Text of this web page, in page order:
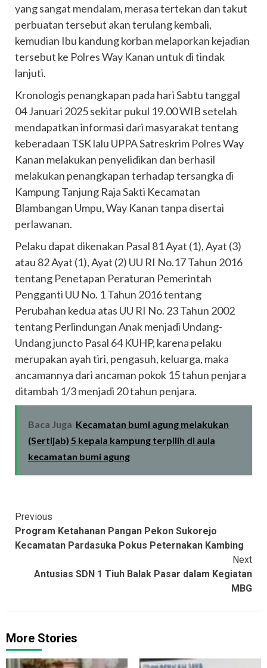
yang sangat mendalam, merasa tertekan dan takut
perbuatan tersebut akan terulang kembali,
kemudian Ibu kandung korban melaporkan kejadian
tersebut ke Polres Way Kanan untuk di tindak
lanjuti.
Kronologis penangkapan pada hari Sabtu tanggal
04 Januari 2025 sekitar pukul 19.00 WIB setelah
mendapatkan informasi dari masyarakat tentang
keberadaan TSK lalu UPPA Satreskrim Polres Way
Kanan melakukan penyelidikan dan berhasil
melakukan penangkapan terhadap tersangka di
Kampung Tanjung Raja Sakti Kecamatan
Blambangan Umpu, Way Kanan tanpa disertai
perlawanan.
Pelaku dapat dikenakan Pasal 81 Ayat (1), Ayat (3)
atau 82 Ayat (1), Ayat (2) UU RI No.17 Tahun 2016
tentang Penetapan Peraturan Pemerintah
Pengganti UU No. 1 Tahun 2016 tentang
Perubahan kedua atas UU RI No. 23 Tahun 2002
tentang Perlindungan Anak menjadi Undang-
Undang juncto Pasal 64 KUHP, karena pelaku
merupakan ayah tiri, pengasuh, keluarga, maka
ancamannya dari ancaman pokok 15 tahun penjara
ditambah 1/3 menjadi 20 tahun penjara.
Baca Juga Kecamatan bumi agung melakukan
(Sertijab) 5 kepala kampung terpilih di aula
kecamatan bumi agung
Continue
Reading
Previous
Program Ketahanan Pangan Pekon Sukorejo
Kecamatan Pardasuka Pokus Peternakan Kambing
Next
Antusias SDN 1 Tiuh Balak Pasar dalam Kegiatan
MBG
More Stories